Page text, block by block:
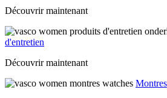
Découvrir maintenant
d'entretien
Découvrir maintenant
Montres